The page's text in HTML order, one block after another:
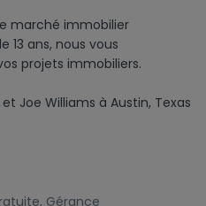
marché immobilier
13 ans, nous vous
projets immobiliers.
Joe Williams à Austin, Texas
la plus grande
immobiliers. C'est
de formation dans le monde
, Gérance